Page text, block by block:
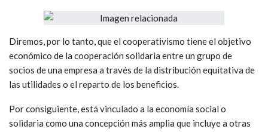
Diremos, por lo tanto, que el cooperativismo tiene el objetivo
económico de la cooperación solidaria entre un grupo de
socios de una empresa a través de la distribución equitativa de
las utilidades o el reparto de los beneficios.
Por consiguiente, está vinculado a la economía social o
solidaria como una concepción más amplia que incluye a otras